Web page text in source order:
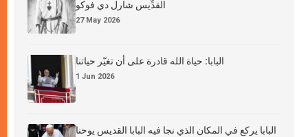
القدِّيس شارل دي فوكو
27 May 2026
البابا: حياة الله قادرة على أن تغيّر حياتنا
1 Jun 2026
البابا يركع في المكان الذي نجا فيه البابا القديس يوحنا